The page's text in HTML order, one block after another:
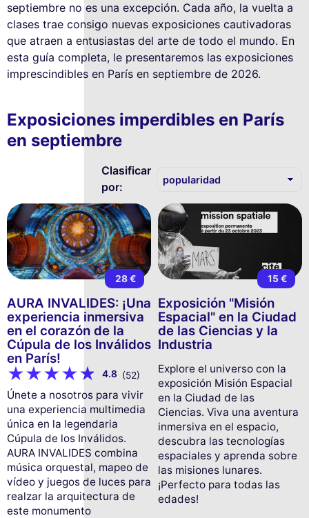
septiembre no es una excepción. Cada año, la vuelta a
clases trae consigo nuevas exposiciones cautivadoras
que atraen a entusiastas del arte de todo el mundo. En
esta guía completa, le presentaremos las exposiciones
imprescindibles en París en septiembre de 2026.
Exposiciones imperdibles en París
en septiembre
Clasificar
por:
28 €
AURA INVALIDES: ¡Una
experiencia inmersiva
en el corazón de la
Cúpula de los Inválidos
en París!
4.8 (52)
Únete a nosotros para vivir
una experiencia multimedia
única en la legendaria
Cúpula de los Inválidos.
AURA INVALIDES combina
música orquestal, mapeo de
vídeo y juegos de luces para
realzar la arquitectura de
este monumento
15 €
Exposición "Misión
Espacial" en la Ciudad
de las Ciencias y la
Industria
Explore el universo con la
exposición Misión Espacial
en la Ciudad de las
Ciencias. Viva una aventura
inmersiva en el espacio,
descubra las tecnologías
espaciales y aprenda sobre
las misiones lunares.
¡Perfecto para todas las
edades!